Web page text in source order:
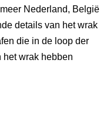
Nederland, België
details van het wrak
die in de loop der
het wrak hebben